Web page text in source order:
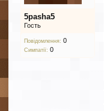
5pasha5
Гость
Повідомлення: 0
Симпатії: 0